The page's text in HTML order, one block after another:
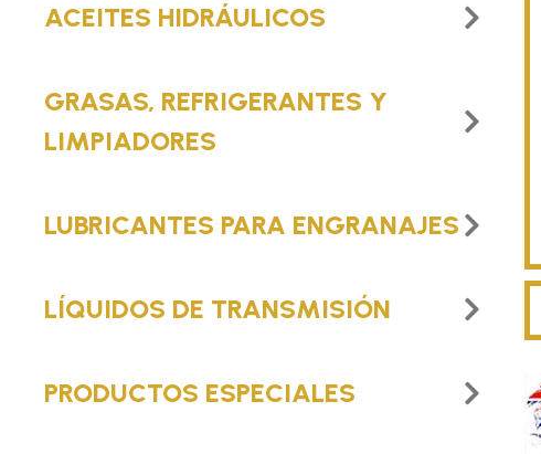
ACEITES HIDRÁULICOS
GRASAS, REFRIGERANTES Y
LIMPIADORES
LUBRICANTES PARA ENGRANAJES
LÍQUIDOS DE TRANSMISIÓN
PRODUCTOS ESPECIALES